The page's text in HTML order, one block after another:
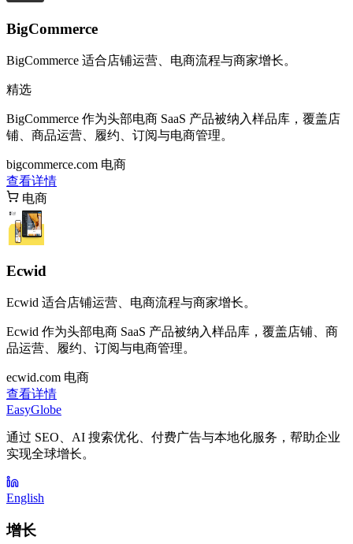
BigCommerce
BigCommerce 适合店铺运营、电商流程与商家增长。
精选
BigCommerce 作为头部电商 SaaS 产品被纳入样品库，覆盖店
铺、商品运营、履约、订阅与电商管理。
bigcommerce.com 电商
查看详情
电商
Ecwid
Ecwid 适合店铺运营、电商流程与商家增长。
Ecwid 作为头部电商 SaaS 产品被纳入样品库，覆盖店铺、商
品运营、履约、订阅与电商管理。
ecwid.com 电商
查看详情
EasyGlobe
通过 SEO、AI 搜索优化、付费广告与本地化服务，帮助企业
实现全球增长。
English
增长